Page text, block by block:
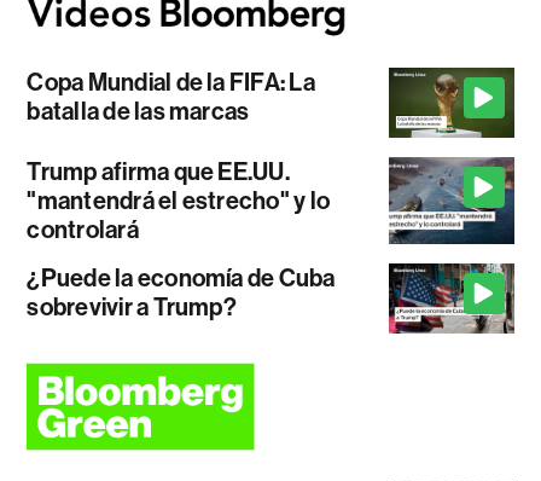
Copa Mundial de la FIFA: La
batalla de las marcas
Trump afirma que EE.UU.
"mantendrá el estrecho" y lo
controlará
¿Puede la economía de Cuba
sobrevivir a Trump?